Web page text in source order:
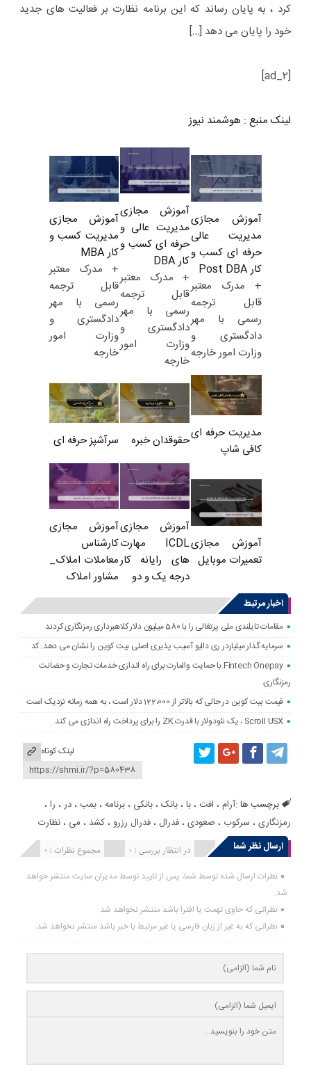
کرد ، به پایان رساند که این برنامه نظارت بر فعالیت های جدید
خود را پایان می دهد […]
[ad_2]
لینک منبع : هوشمند نیوز
آموزش مجازی
مدیریت عالی
حرفه ای کسب و
کار Post DBA
+ مدرک معتبر
قابل ترجمه
رسمی با مهر
دادگستری و
وزارت امور خارجه
آموزش مجازی
مدیریت عالی و
حرفه ای کسب و
کار DBA
+ مدرک معتبر
قابل ترجمه
رسمی با مهر
دادگستری و
وزارت امور
خارجه
آموزش مجازی
مدیریت کسب و
کار MBA
+ مدرک معتبر
قابل ترجمه
رسمی با مهر
دادگستری و
وزارت امور
خارجه
مدیریت حرفه ای
کافی شاپ
حقوقدان خبره سرآشپز حرفه ای
آموزش مجازی
تعمیرات موبایل
آموزش مجازی
ICDL مهارت
های رایانه کار
درجه یک و دو
آموزش مجازی
کارشناس
معاملات املاک_
مشاور املاک
اخبار مرتبط
مقامات تایلندی ملی پرتغالی را با 580 میلیون دلار کلاهبرداری رمزنگاری کردند
سرمایه گذار میلیاردر ری دالیو آسیب پذیری اصلی بیت کوین را نشان می دهد: کد
Fintech Onepay با حمایت والمارت برای راه اندازی خدمات تجارت و حضانت
رمزنگاری
قیمت بیت کوین در حالی که بالاتر از 122،000 دلار است ، به همه زمانه نزدیک است
Scroll USX ، یک نئودولار با قدرت ZK را برای پرداخت راه اندازی می کند
لینک کوتاه
برچسب ها :آرام ، افت ،با ،بانک ،بانکی ،برنامه ،بمب ،در ، را ،
رمزنگاری ، سرکوب ، صعودی ،فدرال ،فدرال رزرو ،کشد ، می ،نظارت
ارسال نظر شما
مجموع نظرات : 0 در انتظار بررسی : 0 انتشار یافته : 0
نظرات ارسال شده توسط شما، پس از تایید توسط مدیران سایت منتشر خواهد
شد.
نظراتی که حاوی تهمت یا افترا باشد منتشر نخواهد شد.
نظراتی که به غیر از زبان فارسی یا غیر مرتبط با خبر باشد منتشر نخواهد شد.